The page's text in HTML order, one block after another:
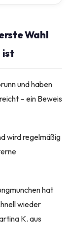
Wahl
ist
und haben
– ein Beweis
wird regelmäßig
hat
wieder
K. aus